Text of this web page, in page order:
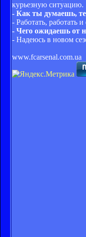
курьезную ситуацию.
- Как ты думаешь,
- Работать, работать
- Чего ожидаешь от
- Надеюсь в новом
www.fcarsenal.com.ua